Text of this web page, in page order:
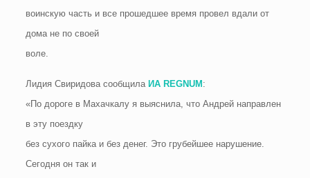
воинскую часть и все прошедшее время провел вдали от
дома не по своей
воле.
Лидия Свиридова сообщила ИА REGNUM :
«По дороге в Махачкалу я выяснила, что Андрей направлен
в эту поездку
без сухого пайка и без денег. Это грубейшее нарушение.
Сегодня он так и